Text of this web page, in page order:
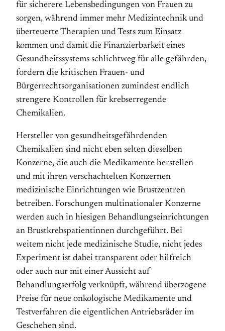
für sicherere Lebensbedingun­gen von Frauen zu
sorgen, während immer mehr Medizin­technik und
überteuerte Therapien und Tests zum Einsatz
kommen und damit die Finanzierbarkeit eines
Gesund­heitssystems schlichtweg für alle gefährden,
fordern die kritischen Frauen- und
Bürgerrechtsorganisationen zumin­dest endlich
strengere Kontrollen für krebserregende
Chemikalien.
Hersteller von gesundheitsgefährdenden
Chemikalien sind nicht eben selten dieselben
Konzerne, die auch die Medikamente herstellen
und mit ihren verschachtelten Konzer­nen
medizinische Einrichtungen wie Brustzentren
betrei­ben. Forschungen multinationaler Konzerne
werden auch in hiesigen Behandlungseinrichtungen
an Brustkrebspatientinnen durchgeführt. Bei
weitem nicht jede medizinische Studie, nicht jedes
Experiment ist dabei transparent oder hilfreich
oder auch nur mit einer Aussicht auf
Behandlungserfolg verknüpft, während überzogene
Preise für neue onkologische Medikamente und
Testverfahren die eigentlichen Antriebsräder im
Geschehen sind.